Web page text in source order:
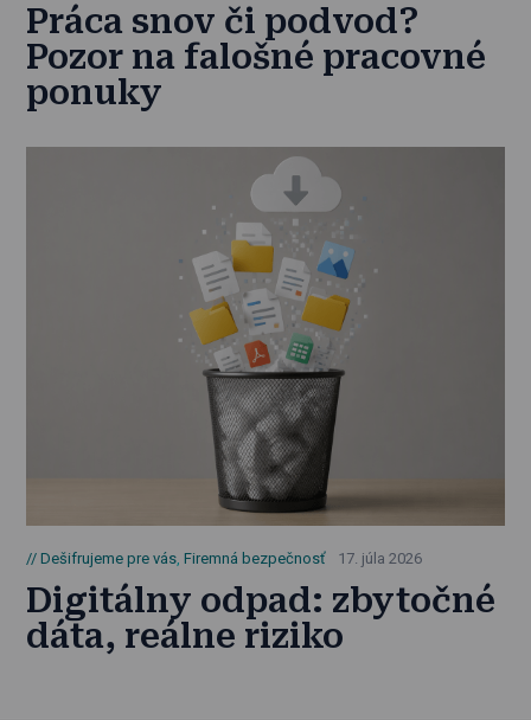
Práca snov či podvod?
Pozor na falošné pracovné
ponuky
Dešifrujeme pre vás ,Firemná bezpečnosť 17. júla 2026
Digitálny odpad: zbytočné
dáta, reálne riziko